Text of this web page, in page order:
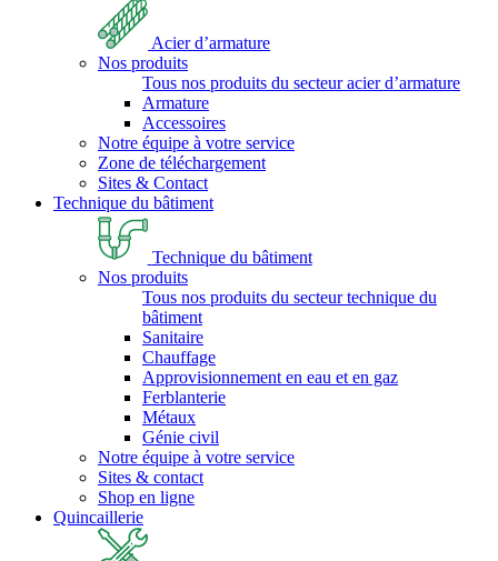
Acier d’armature
Nos produits
Tous nos produits du secteur acier d’armature
Armature
Accessoires
Notre équipe à votre service
Zone de téléchargement
Sites & Contact
Technique du bâtiment
Technique du bâtiment
Nos produits
Tous nos produits du secteur technique du
bâtiment
Sanitaire
Chauffage
Approvisionnement en eau et en gaz
Ferblanterie
Métaux
Génie civil
Notre équipe à votre service
Sites & contact
Shop en ligne
Quincaillerie